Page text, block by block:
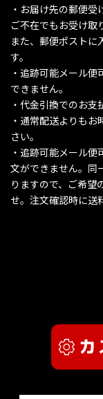
・お届け先の郵便受
ご不在でもお受け取
また、郵便ポストに
す。
・追跡可能メール
できません。
・代金引換でのお支
・通常配送よりも
さい。
・追跡可能メール
文ができません。同
りますので、ご希望
せ。注文確認時に送